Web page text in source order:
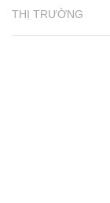
THỊ TRƯỜNG